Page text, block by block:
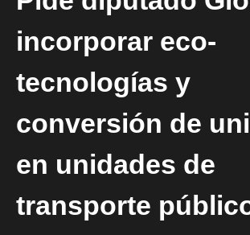
incorporar eco-
tecnologías y
conversión de
en unidades de
transporte